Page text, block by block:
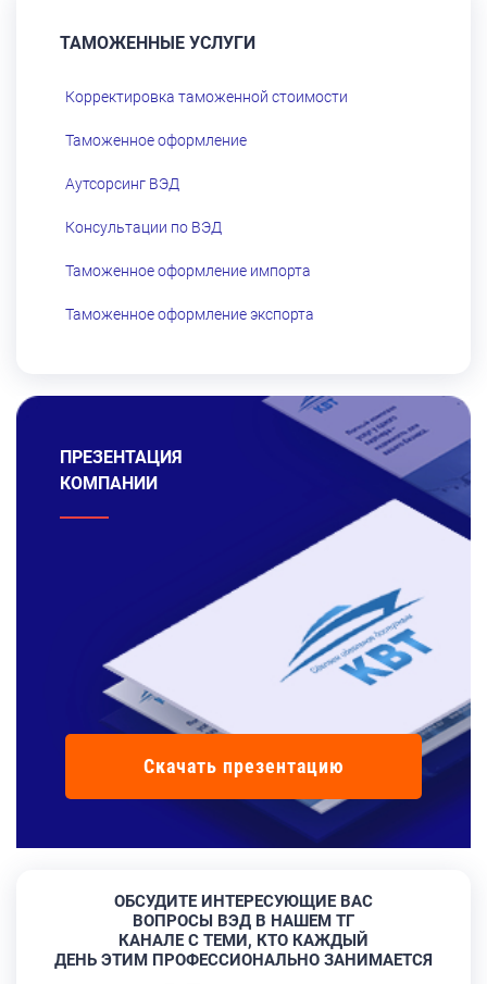
ТАМОЖЕННЫЕ УСЛУГИ
Корректировка таможенной стоимости
Таможенное оформление
Аутсорсинг ВЭД
Консультации по ВЭД
Таможенное оформление импорта
Таможенное оформление экспорта
ПРЕЗЕНТАЦИЯ
КОМПАНИИ
Скачать презентацию
ОБСУДИТЕ ИНТЕРЕСУЮЩИЕ ВАС
ВОПРОСЫ ВЭД В НАШЕМ ТГ
КАНАЛЕ С ТЕМИ, КТО КАЖДЫЙ
ДЕНЬ ЭТИМ ПРОФЕССИОНАЛЬНО ЗАНИМАЕТСЯ